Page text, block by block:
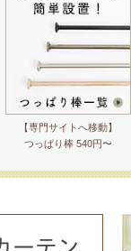
【専門サイトへ移動】
つっぱり棒 540円〜